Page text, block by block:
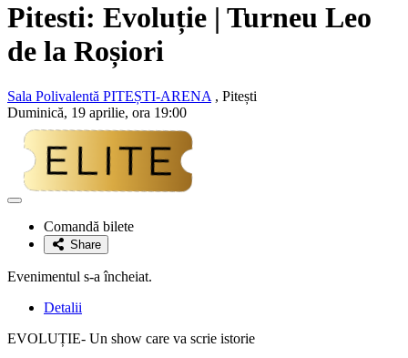
Pitesti: Evoluție | Turneu Leo
de la Roșiori
Sala Polivalentă PITEȘTI-ARENA , Pitești
Duminică, 19 aprilie, ora 19:00
Adaugă
favoriteComandă bilete
Share
Evenimentul s-a încheiat.
Detalii
EVOLUȚIE- Un show care va scrie istorie